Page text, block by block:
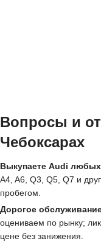
Вопросы и
Чебоксарах
Выкупаете Audi
A4, A6, Q3, Q5, Q7 и
пробегом.
Дорогое
оцениваем по рынку;
цене без занижения.